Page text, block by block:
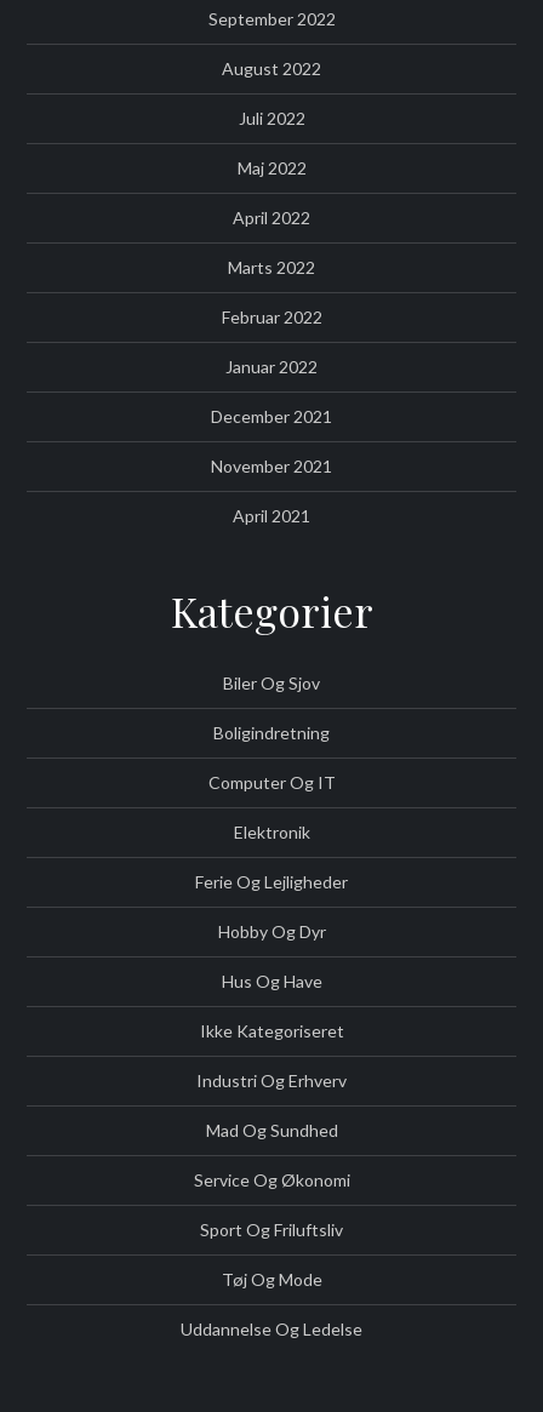
September 2022
August 2022
Juli 2022
Maj 2022
April 2022
Marts 2022
Februar 2022
Januar 2022
December 2021
November 2021
April 2021
Kategorier
Biler Og Sjov
Boligindretning
Computer Og IT
Elektronik
Ferie Og Lejligheder
Hobby Og Dyr
Hus Og Have
Ikke Kategoriseret
Industri Og Erhverv
Mad Og Sundhed
Service Og Økonomi
Sport Og Friluftsliv
Tøj Og Mode
Uddannelse Og Ledelse